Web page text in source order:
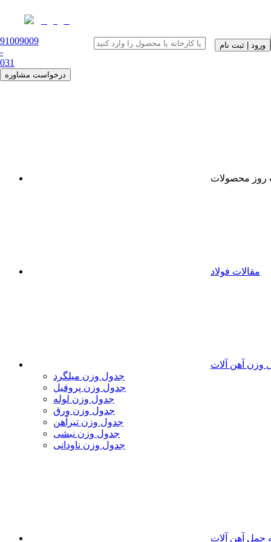
91009009
-
031
درخواست مشاوره
ورود | ثبت نام
روز محصولات
مقالات فولاد
وزن آهن آلات
جدول وزن میلگرد
جدول وزن پروفیل
جدول وزن لوله
جدول وزن ورق
جدول وزن تیرآهن
جدول وزن نبشی
جدول وزن ناودانی
حمل آهن آلات